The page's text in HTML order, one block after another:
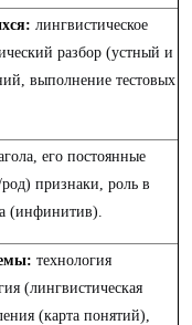
лингвистическое
разбор (устный и
выполнение тестовых
его постоянные
признаки, роль в
(инфинитив).
технология
(лингвистическая
(карта понятий),